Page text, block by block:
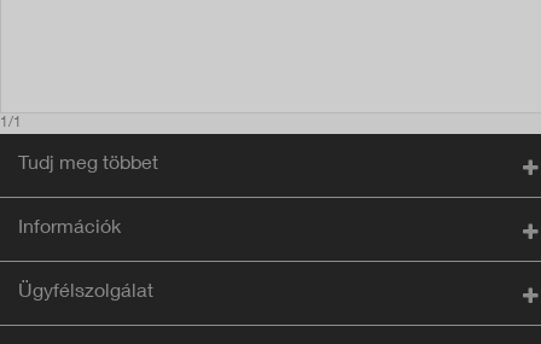
1/1
Tudj meg többet
Információk
Ügyfélszolgálat